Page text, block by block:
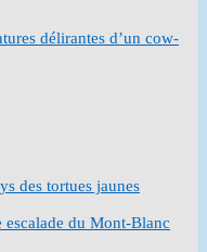
délirantes d’un cow-
des tortues jaunes
escalade du Mont-Blanc